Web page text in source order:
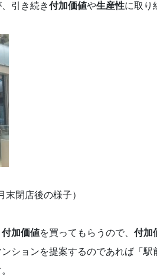
引き続き付加価値や生産性に取り
末閉店後の様子）
付加価値を買ってもらうので、 付加
ションを提案するのであれば「
。